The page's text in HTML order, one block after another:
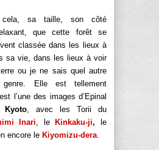
cela, sa taille, son côté
que cette forêt se
classée dans les lieux à
sa vie, dans les lieux à voir
ou je ne sais quel autre
genre. Elle est tellement
l’une des images d’Epinal
, avec les Torii du
Inari, le Kinkaku-ji, le
encore le Kiyomizu-dera.